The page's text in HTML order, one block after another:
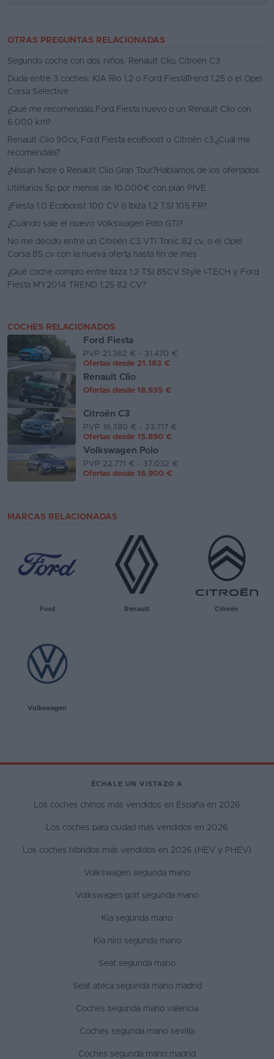
OTRAS PREGUNTAS RELACIONADAS
Segundo coche con dos niños. Renault Clio, Citroën C3
Duda entre 3 coches: KIA Rio 1.2 o Ford FiestaTrend 1.25 o el Opel
Corsa Selective
¿Qué me recomendáis,Ford Fiesta nuevo o un Renault Clio con
6.000 km?
Renault Clio 90cv, Ford Fiesta ecoBoost o Citroën c3,¿Cuál me
recomendáis?
¿Nissan Note o Renault Clio Gran Tour?Hablamos de los ofertados
Utilitarios 5p por menos de 10.000€ con plan PIVE
¿Fiesta 1.0 Ecoboost 100 CV ó Ibiza 1.2 TSI 105 FR?
¿Cuándo sale el nuevo Volkswagen Polo GTI?
No me decido entre un Citroën C3 VTi Tonic 82 cv, o el Opel
Corsa 85 cv con la nueva oferta hasta fin de mes
¿Qué coche compro entre Ibiza 1.2 TSI 85CV Style I-TECH y Ford
Fiesta MY2014 TREND 1.25 82 CV?
COCHES RELACIONADOS
Ford Fiesta
PVP 21.362 € - 31.470 €
Ofertas desde 21.183 €
Renault Clio
Ofertas desde 18.935 €
Citroën C3
PVP 16.380 € - 23.717 €
Ofertas desde 15.890 €
Volkswagen Polo
PVP 22.771 € - 37.032 €
Ofertas desde 16.900 €
MARCAS RELACIONADAS
Ford Renault Citroën
Volkswagen
ÉCHALE UN VISTAZO A
Los coches chinos más vendidos en España en 2026
Los coches para ciudad más vendidos en 2026
Los coches híbridos más vendidos en 2026 (HEV y PHEV)
Volkswagen segunda mano
Volkswagen golf segunda mano
Kia segunda mano
Kia niro segunda mano
Seat segunda mano
Seat ateca segunda mano madrid
Coches segunda mano valencia
Coches segunda mano sevilla
Coches segunda mano madrid